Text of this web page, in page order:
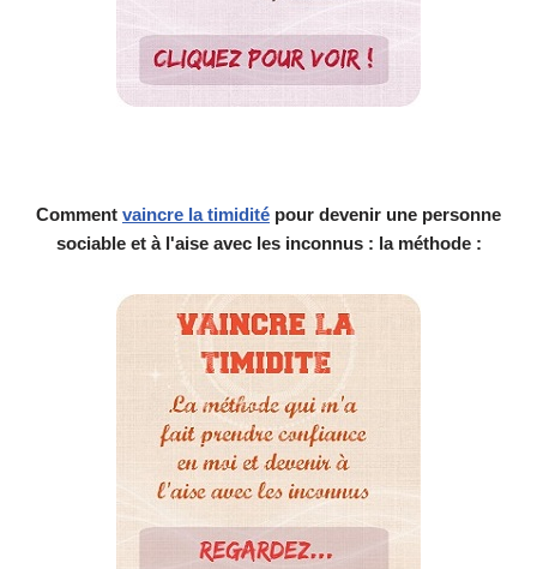
Comment vaincre la timidité pour devenir une personne
sociable et à l'aise avec les inconnus : la méthode :